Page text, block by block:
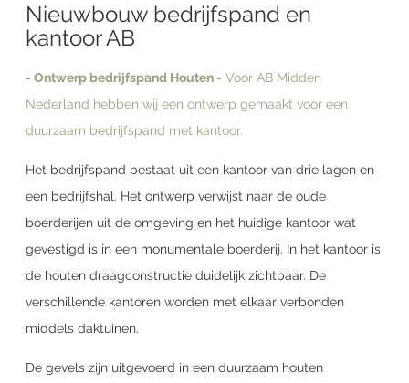
Nieuwbouw bedrijfspand en
kantoor AB
- Ontwerp bedrijfspand Houten - Voor AB Midden
Nederland hebben wij een ontwerp gemaakt voor een
duurzaam bedrijfspand met kantoor.
Het bedrijfspand bestaat uit een kantoor van drie lagen en
een bedrijfshal. Het ontwerp verwijst naar de oude
boerderijen uit de omgeving en het huidige kantoor wat
gevestigd is in een monumentale boerderij. In het kantoor is
de houten draagconstructie duidelijk zichtbaar. De
verschillende kantoren worden met elkaar verbonden
middels daktuinen.
De gevels zijn uitgevoerd in een duurzaam houten